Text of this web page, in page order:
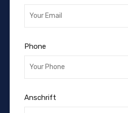
Phone
Anschrift